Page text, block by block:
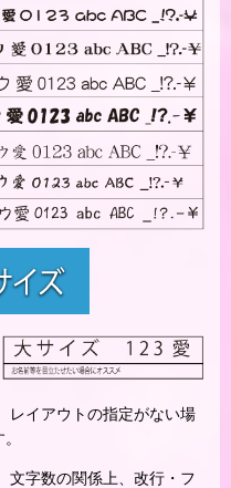
レイアウトの指定がない場
字数の関係上、改行・フ